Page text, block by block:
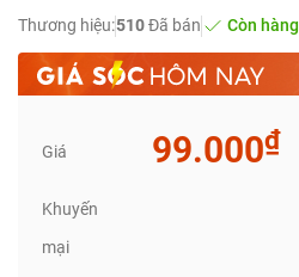
Thương hiệu:510Đã bán Còn hàng
Giá 99.000₫
Khuyến
mại